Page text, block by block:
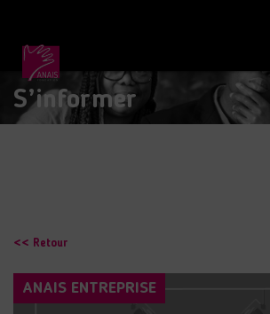
S’informer
<< Retour
ANAIS ENTREPRISE